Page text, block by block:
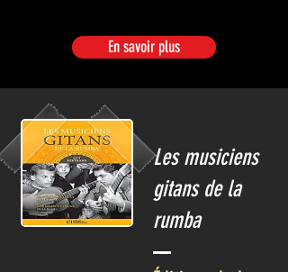
En savoir plus
Les musiciens
gitans de la
rumba